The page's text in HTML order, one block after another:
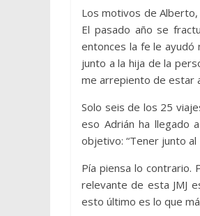
Los motivos de Alberto,
El pasado año se
entonces la fe le ayudó
junto a la hija de la
me arrepiento de estar
Solo seis de los 25
eso Adrián ha llegado
objetivo: “Tener junto al
Pía piensa lo contrario.
relevante de esta JMJ
esto último es lo que